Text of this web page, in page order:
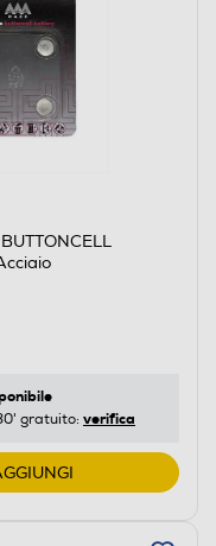
gratuito: verifica